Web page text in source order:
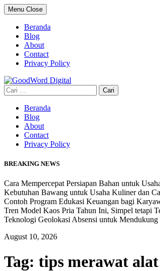
Skip
to
content
Menu Close
Beranda
Blog
About
Contact
Privacy Policy
Cari
untuk:
Beranda
Blog
About
Contact
Privacy Policy
BREAKING NEWS
Cara Mempercepat Persiapan Bahan untuk
Kebutuhan Bawang untuk Usaha Kuliner dan
Contoh Program Edukasi Keuangan bagi
Tren Model Kaos Pria Tahun Ini, Simpel tetapi
Teknologi Geolokasi Absensi untuk
August 10, 2026
Tag: tips merawat